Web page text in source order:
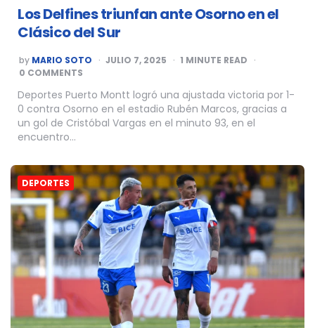
Los Delfines triunfan ante Osorno en el
Clásico del Sur
POSTED
BY
by MARIO SOTO JULIO 7, 2025 1 MINUTE READ
0 COMMENTS
Deportes Puerto Montt logró una ajustada victoria por 1-
0 contra Osorno en el estadio Rubén Marcos, gracias a
un gol de Cristóbal Vargas en el minuto 93, en el
encuentro…
DEPORTES